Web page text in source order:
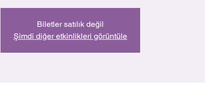
Biletler satılık değil
Şimdi diğer etkinlikleri görüntüle